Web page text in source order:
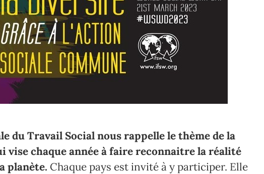
du Travail Social nous rappelle le thème de la
vise chaque année à faire reconnaitre la réalité
planète. Chaque pays est invité à y participer. Elle